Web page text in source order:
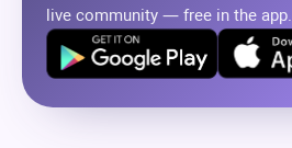
live community — free in the app.